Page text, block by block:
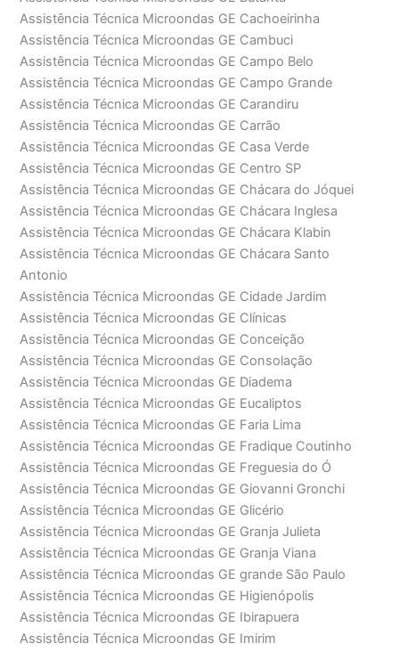
Assistência Técnica Microondas GE Cachoeirinha
Assistência Técnica Microondas GE Cambuci
Assistência Técnica Microondas GE Campo Belo
Assistência Técnica Microondas GE Campo Grande
Assistência Técnica Microondas GE Carandiru
Assistência Técnica Microondas GE Carrão
Assistência Técnica Microondas GE Casa Verde
Assistência Técnica Microondas GE Centro SP
Assistência Técnica Microondas GE Chácara do Jóquei
Assistência Técnica Microondas GE Chácara Inglesa
Assistência Técnica Microondas GE Chácara Klabin
Assistência Técnica Microondas GE Chácara Santo
Antonio
Assistência Técnica Microondas GE Cidade Jardim
Assistência Técnica Microondas GE Clínicas
Assistência Técnica Microondas GE Conceição
Assistência Técnica Microondas GE Consolação
Assistência Técnica Microondas GE Diadema
Assistência Técnica Microondas GE Eucaliptos
Assistência Técnica Microondas GE Faria Lima
Assistência Técnica Microondas GE Fradique Coutinho
Assistência Técnica Microondas GE Freguesia do Ó
Assistência Técnica Microondas GE Giovanni Gronchi
Assistência Técnica Microondas GE Glicério
Assistência Técnica Microondas GE Granja Julieta
Assistência Técnica Microondas GE Granja Viana
Assistência Técnica Microondas GE grande São Paulo
Assistência Técnica Microondas GE Higienópolis
Assistência Técnica Microondas GE Ibirapuera
Assistência Técnica Microondas GE Imirim